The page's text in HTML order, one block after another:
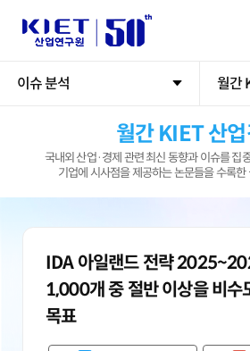
이슈 분석 월간
월간 KIET 산업
국내외 산업·경제 관련 최신 동향과 이슈를 집
기업에 시사점을 제공하는 논문들을 수록
IDA 아일랜드 전략
1,000개 중 절반 이상을 비수
목표